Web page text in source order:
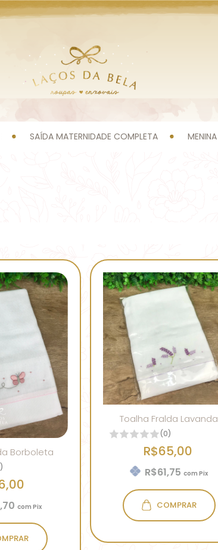
SAÍDA MATERNIDADE COMPLETA MENINA
Borboleta
com Pix
Toalha Fralda Lavanda
(0)
R$65,00
R$61,75com Pix
COMPRAR